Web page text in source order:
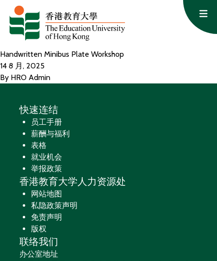
跳至内容
Handwritten Minibus Plate Workshop
14 8 月, 2025
By HRO Admin
快速连结
员工手册
薪酬与福利
表格
就业机会
举报政策
香港教育大学人力资源处
网站地图
私隐政策声明
免责声明
版权
联络我们
办公室地址